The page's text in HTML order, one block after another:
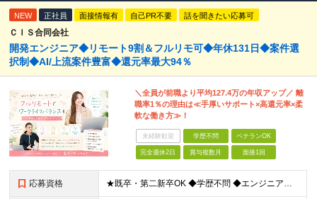
NEW 正社員 面接情報有 自己PR不要 話を聞きたい応募可
ＣＩＳ合同会社
開発エンジニア◆リモート9割＆フルリモ可◆年休131日◆案件選
択制◆AI/上流案件豊富◆還元率最大94％
＼全員が前職より平均127.4万の年収アップ／ 離
職率1％の理由は≪手厚いサポート×高還元率×柔
軟な働き方≫！
未経験歓迎 学歴不問 ベテランOK
完全週休2日 賞与複数月 面接1回
応募資格 ★既卒・第二新卒OK ◆学歴不問 ◆エンジニアとして実務経験をお持ちの方（1年以上） ★意欲重視の採用です！ 「経歴に自信がない」という方も、"今後挑戦したいこと""スキルアップしたいこと"について